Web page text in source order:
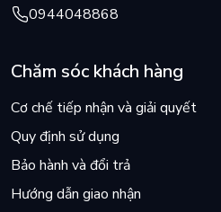
0944048868
Chăm sóc khách hàng
Cơ chế tiếp nhận và giải quyết
Quy định sử dụng
Bảo hành và đổi trả
Hướng dẫn giao nhận